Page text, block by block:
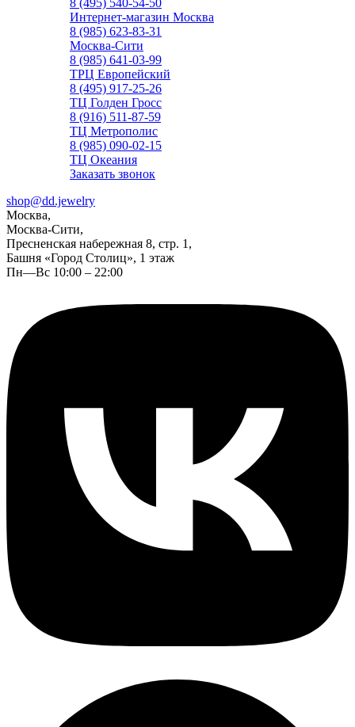
8 (495) 540-54-50
Интернет-магазин Москва
8 (985) 623-83-31
Москва-Сити
8 (985) 641-03-99
ТРЦ Европейский
8 (495) 917-25-26
ТЦ Голден Гросс
8 (916) 511-87-59
ТЦ Метрополис
8 (985) 090-02-15
ТЦ Океания
Заказать звонок
shop@dd.jewelry
Москва,
Москва-Сити,
Пресненская набережная 8, стр. 1,
Башня «Город Столиц», 1 этаж
Пн—Вс 10:00 – 22:00